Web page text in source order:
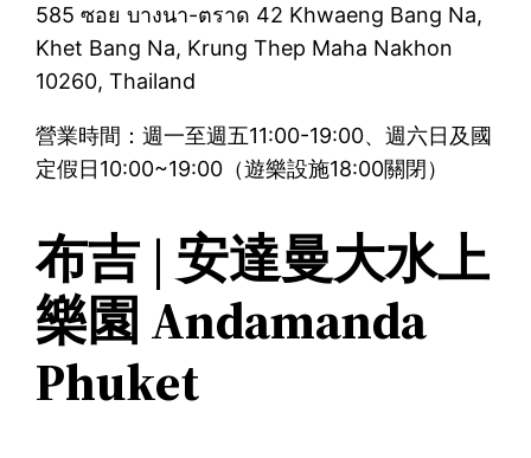
585 ซอย บางนา-ตราด 42 Khwaeng Bang Na,
Khet Bang Na, Krung Thep Maha Nakhon
10260, Thailand
營業時間：週一至週五11:00-19:00、週六日及國
定假日10:00~19:00（遊樂設施18:00關閉）
布吉 | 安達曼大水上
樂園 Andamanda
Phuket